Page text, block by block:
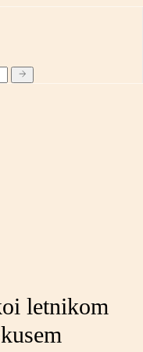
letnikom